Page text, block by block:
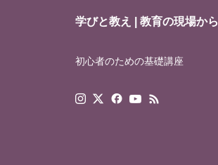
学びと教え | 教育の現場から
初心者のための基礎講座